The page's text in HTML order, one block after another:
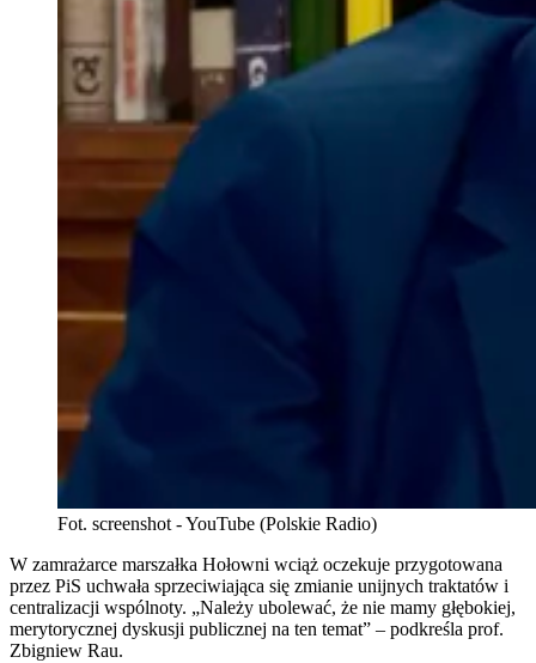
Fot. screenshot - YouTube (Polskie Radio)
W zamrażarce marszałka Hołowni wciąż oczekuje przygotowana
przez PiS uchwała sprzeciwiająca się zmianie unijnych traktatów i
centralizacji wspólnoty. „Należy ubolewać, że nie mamy głębokiej,
merytorycznej dyskusji publicznej na ten temat” – podkreśla prof.
Zbigniew Rau.